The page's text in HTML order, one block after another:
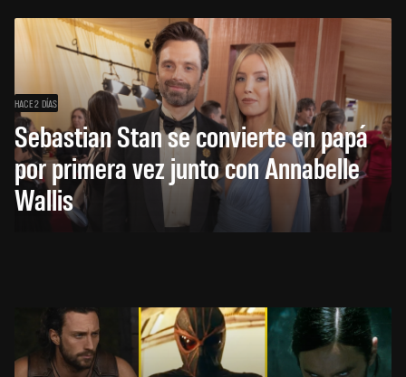
HACE 2 DÍAS
Sebastian Stan se convierte en papá
por primera vez junto con Annabelle
Wallis